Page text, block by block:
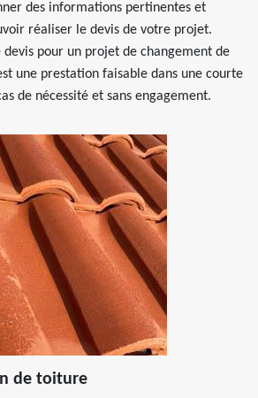
des informations pertinentes et
réaliser le devis de votre projet.
devis pour un projet de changement de
une prestation faisable dans une courte
de nécessité et sans engagement.
de toiture